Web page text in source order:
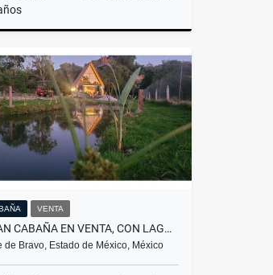
Venta
$29,500,000
VENTA
GRAN CABAÑA EN VENTA, CON LAGO PROPIO...
de Bravo, Estado de México, México